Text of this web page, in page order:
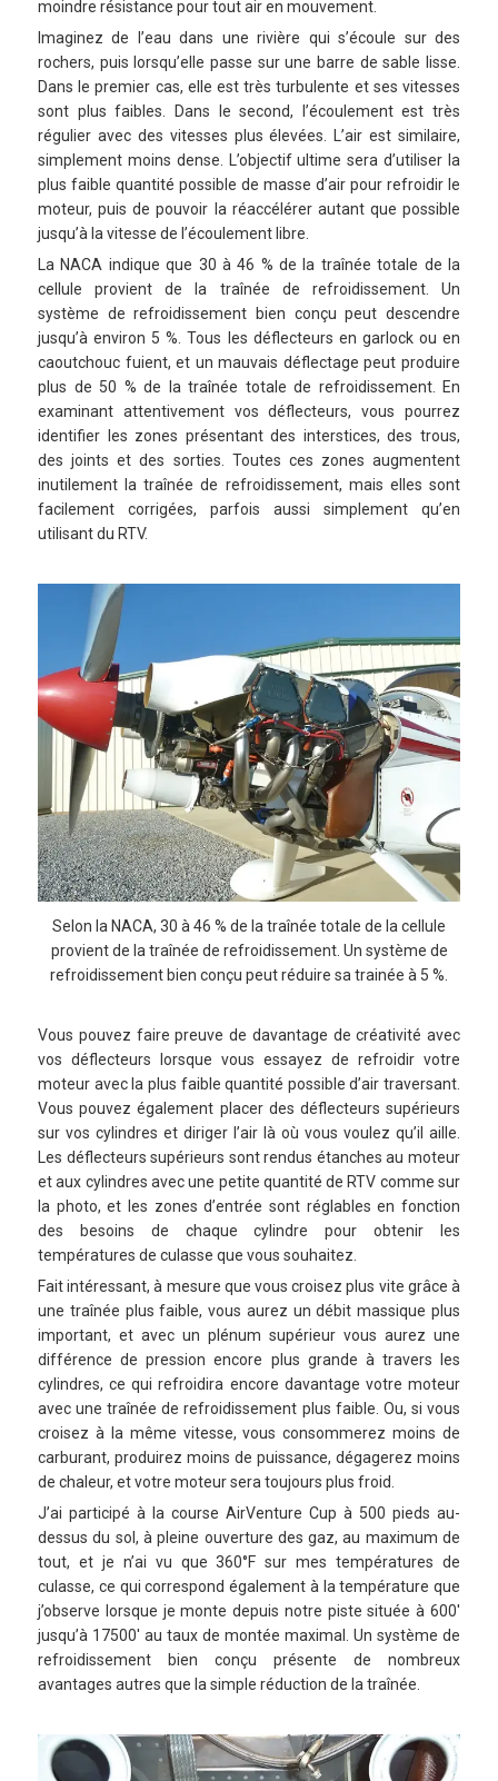
moindre résistance pour tout air en mouvement.
Imaginez de l’eau dans une rivière qui s’écoule sur des
rochers, puis lorsqu’elle passe sur une barre de sable lisse.
Dans le premier cas, elle est très turbulente et ses vitesses
sont plus faibles. Dans le second, l’écoulement est très
régulier avec des vitesses plus élevées. L’air est similaire,
simplement moins dense. L’objectif ultime sera d’utiliser la
plus faible quantité possible de masse d’air pour refroidir le
moteur, puis de pouvoir la réaccélérer autant que possible
jusqu’à la vitesse de l’écoulement libre.
La NACA indique que 30 à 46 % de la traînée totale de la
cellule provient de la traînée de refroidissement. Un
système de refroidissement bien conçu peut descendre
jusqu’à environ 5 %. Tous les déflecteurs en garlock ou en
caoutchouc fuient, et un mauvais déflectage peut produire
plus de 50 % de la traînée totale de refroidissement. En
examinant attentivement vos déflecteurs, vous pourrez
identifier les zones présentant des interstices, des trous,
des joints et des sorties. Toutes ces zones augmentent
inutilement la traînée de refroidissement, mais elles sont
facilement corrigées, parfois aussi simplement qu’en
utilisant du RTV.
Selon la NACA, 30 à 46 % de la traînée totale de la cellule
provient de la traînée de refroidissement. Un système de
refroidissement bien conçu peut réduire sa trainée à 5 %.
Vous pouvez faire preuve de davantage de créativité avec
vos déflecteurs lorsque vous essayez de refroidir votre
moteur avec la plus faible quantité possible d’air traversant.
Vous pouvez également placer des déflecteurs supérieurs
sur vos cylindres et diriger l’air là où vous voulez qu’il aille.
Les déflecteurs supérieurs sont rendus étanches au moteur
et aux cylindres avec une petite quantité de RTV comme sur
la photo, et les zones d’entrée sont réglables en fonction
des besoins de chaque cylindre pour obtenir les
températures de culasse que vous souhaitez.
Fait intéressant, à mesure que vous croisez plus vite grâce à
une traînée plus faible, vous aurez un débit massique plus
important, et avec un plénum supérieur vous aurez une
différence de pression encore plus grande à travers les
cylindres, ce qui refroidira encore davantage votre moteur
avec une traînée de refroidissement plus faible. Ou, si vous
croisez à la même vitesse, vous consommerez moins de
carburant, produirez moins de puissance, dégagerez moins
de chaleur, et votre moteur sera toujours plus froid.
J’ai participé à la course AirVenture Cup à 500 pieds au-
dessus du sol, à pleine ouverture des gaz, au maximum de
tout, et je n’ai vu que 360°F sur mes températures de
culasse, ce qui correspond également à la température que
j’observe lorsque je monte depuis notre piste située à 600′
jusqu’à 17500′ au taux de montée maximal. Un système de
refroidissement bien conçu présente de nombreux
avantages autres que la simple réduction de la traînée.